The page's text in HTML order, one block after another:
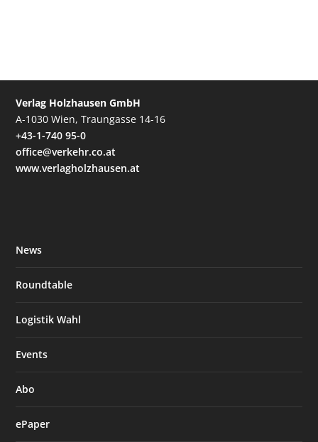
Verlag Holzhausen GmbH
A-1030 Wien, Traungasse 14-16
+43-1-740 95-0
office@verkehr.co.at
www.verlagholzhausen.at
News
Roundtable
Logistik Wahl
Events
Abo
ePaper